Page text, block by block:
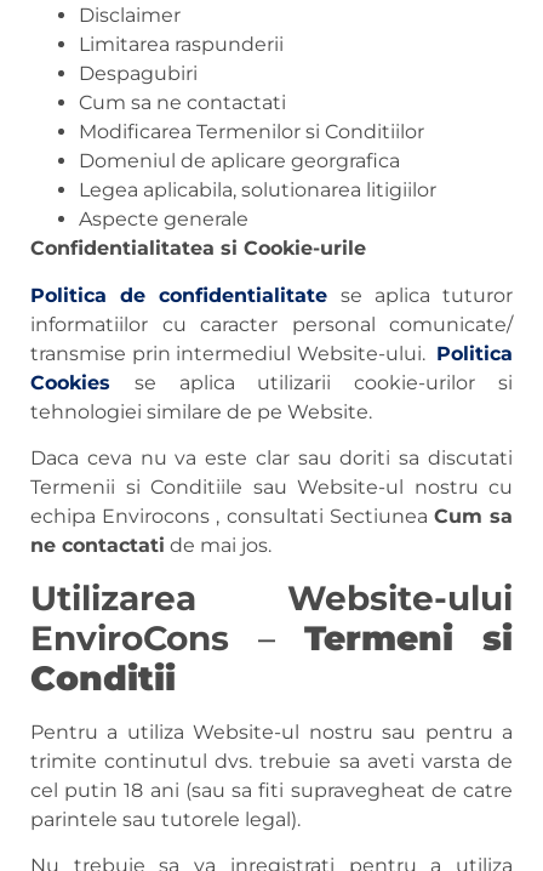
Disclaimer
Limitarea raspunderii
Despagubiri
Cum sa ne contactati
Modificarea Termenilor si Conditiilor
Domeniul de aplicare georgrafica
Legea aplicabila, solutionarea litigiilor
Aspecte generale
Confidentialitatea si Cookie-urile
Politica de confidentialitate se aplica tuturor
informatiilor cu caracter personal comunicate/
transmise prin intermediul Website-ului. Politica
Cookies se aplica utilizarii cookie-urilor si
tehnologiei similare de pe Website.
Daca ceva nu va este clar sau doriti sa discutati
Termenii si Conditiile sau Website-ul nostru cu
echipa Envirocons , consultati Sectiunea Cum sa
ne contactati de mai jos.
Utilizarea Website-ului
EnviroCons – Termeni si
Conditii
Pentru a utiliza Website-ul nostru sau pentru a
trimite continutul dvs. trebuie sa aveti varsta de
cel putin 18 ani (sau sa fiti supravegheat de catre
parintele sau tutorele legal).
Nu trebuie sa va inregistrati pentru a utiliza